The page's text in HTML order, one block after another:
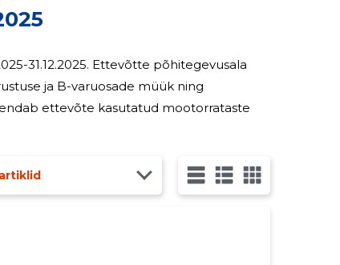
põhitegevusala
ja B-varuosade müük ning
ettevõte kasutatud mootorrataste